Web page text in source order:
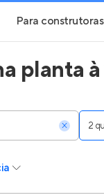
Para construtoras
Geração de
Geração de
planta
2